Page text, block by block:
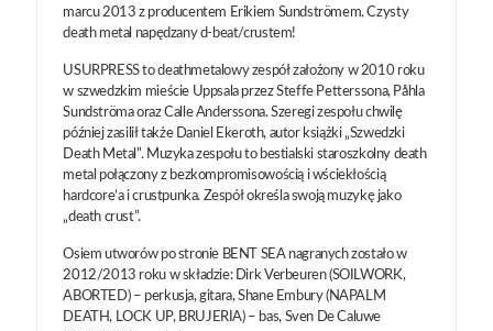
marcu 2013 z producentem Erikiem Sundströmem. Czysty
death metal napędzany d-beat/crustem!
USURPRESS to deathmetalowy zespół założony w 2010 roku
w szwedzkim mieście Uppsala przez Steffe Petterssona, Påhla
Sundströma oraz Calle Anderssona. Szeregi zespołu chwilę
później zasilił także Daniel Ekeroth, autor książki „Szwedzki
Death Metal”. Muzyka zespołu to bestialski staroszkolny death
metal połączony z bezkompromisowością i wściekłością
hardcore’a i crustpunka. Zespół określa swoją muzykę jako
„death crust”.
Osiem utworów po stronie BENT SEA nagranych zostało w
2012/2013 roku w składzie: Dirk Verbeuren (SOILWORK,
ABORTED) – perkusja, gitara, Shane Embury (NAPALM
DEATH, LOCK UP, BRUJERIA) – bas, Sven De Caluwe